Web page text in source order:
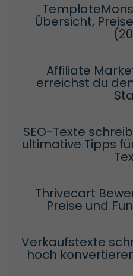
Übersicht,
Affiliate
erreichst du
SEO-Texte
ultimative Tipps
Thrivecart
Preise und
Verkaufstexte
hoch